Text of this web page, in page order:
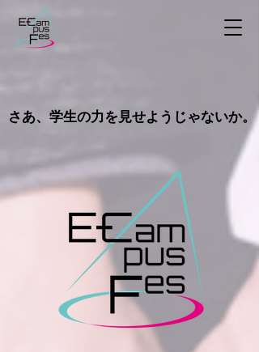
​さあ、学生の力を見せようじゃないか。